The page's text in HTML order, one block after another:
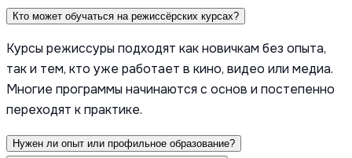
Кто может обучаться на режиссёрских курсах?
Курсы режиссуры подходят как новичкам без опыта,
так и тем, кто уже работает в кино, видео или медиа.
Многие программы начинаются с основ и постепенно
переходят к практике.
Нужен ли опыт или профильное образование?